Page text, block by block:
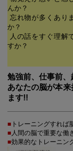
んか？
忘れ物が多くあり
か？
人の話をすぐ理解
すか？
勉強前、仕事前、
あなたの脳が本
ます!!
■ トレーニングすれば
■ 人間の脳で重要な働
■効果的なトレーニン